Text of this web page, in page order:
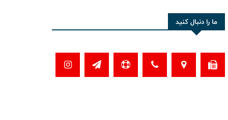
ما را دنبال کنید